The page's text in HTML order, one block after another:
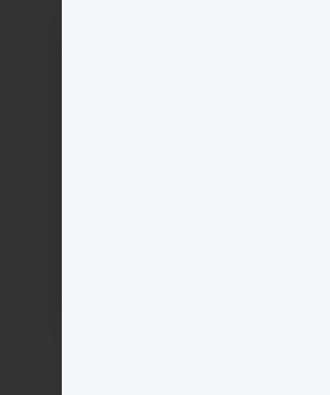
بلور با رفتن چشمهایت رنگ
ترا آفریده. تبارک‌الله
چیزی مالیده‌ای…» زری خیلی
مگر می‌توانست؟ در مدرسه‌ی
و هر روز هفته یک ساعت درس